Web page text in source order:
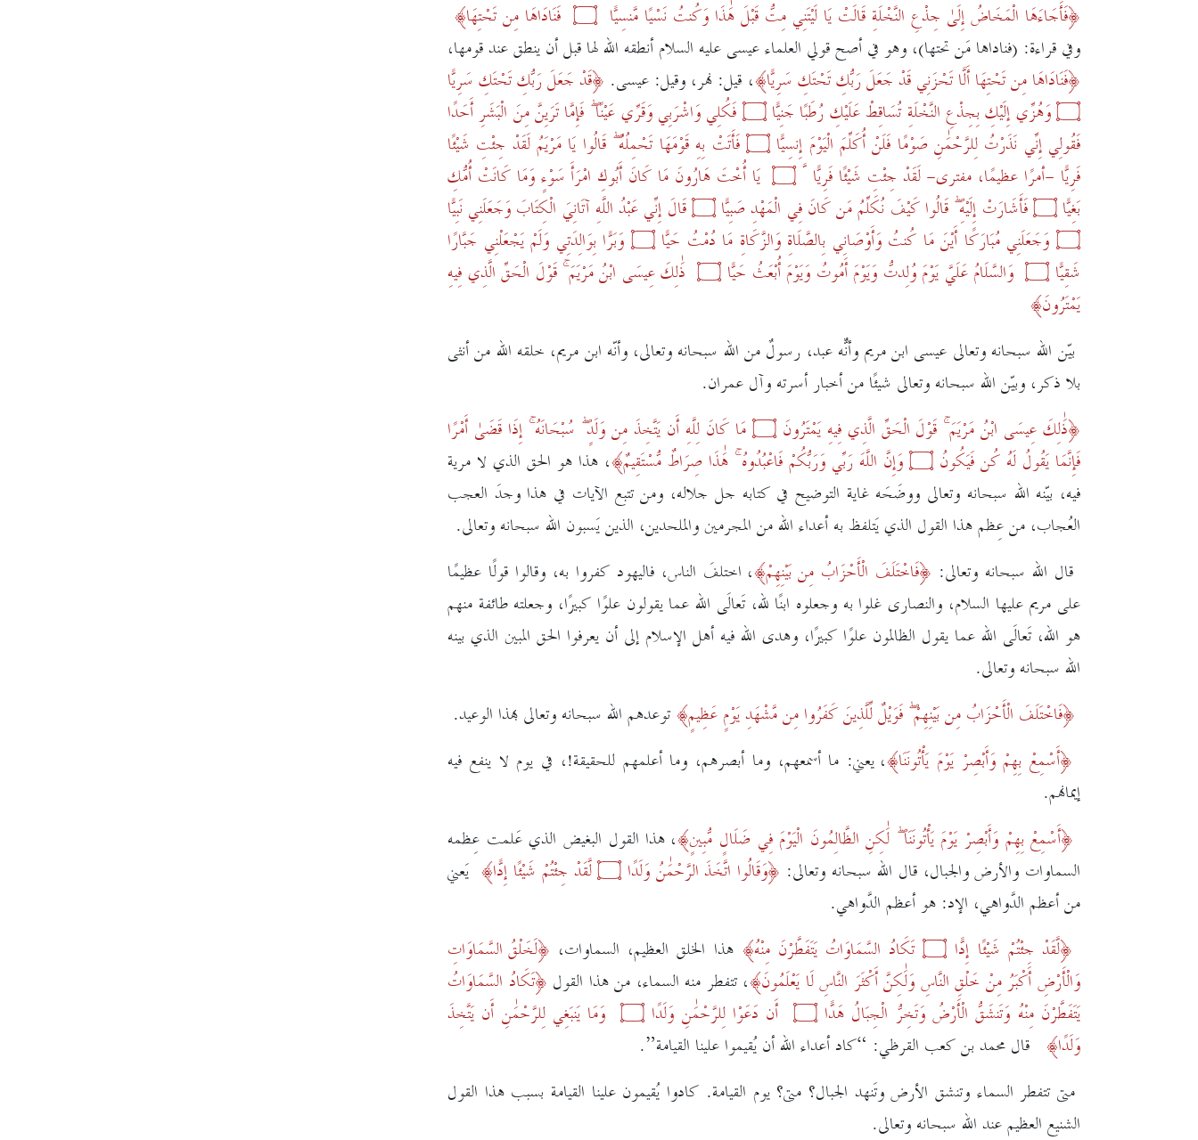
فَأَجَاءَهَا الْمَخَاضُ إِلَىٰ جِذْعِ النَّخْلَةِ قَالَتْ يَا لَيْتَنِي مِتُّ قَبْلَ هَٰذَا وَكُنتُ نَسْيًا مَّنسِيًّا ۝ فَنَادَاهَا مِن تَحْتِهَا
وفي قراءة: (فناداها مَن تحتها)، وهو في أصح قولي العلماء عيسى عليه السلام أنطقه الله لها قبل أن ينطق عند قومها،
فَنَادَاهَا مِن تَحْتِهَا أَلَّا تَحْزَنِي قَدْ جَعَلَ رَبُّكِ تَحْتَكِ سَرِيًّا ، قيل: نهر، وقيل: عيسى.
قَدْ جَعَلَ رَبُّكِ تَحْتَكِ سَرِيًّا
۝وَهُزِّي إِلَيْكِ بِجِذْعِ النَّخْلَةِ تُسَاقِطْ عَلَيْكِ رُطَبًا جَنِيًّا ۝فَكُلِي وَاشْرَبِي وَقَرِّي عَيْنًا ۖ فَإِمَّا تَرَيِنَّ مِنَ الْبَشَرِ أَحَدًا
فَقُولِي إِنِّي نَذَرْتُ لِلرَّحْمَٰنِ صَوْمًا فَلَنْ أُكَلِّمَ الْيَوْمَ إِنسِيًّا ۝ فَأَتَتْ بِهِ قَوْمَهَا تَحْمِلُهُ ۖ قَالُوا يَا مَرْيَمُ لَقَدْ جِئْتِ شَيْئًا
فَرِيًّا -أمرًا عظيمًا، مفترى-لَقَدْ جِئْتِ شَيْئًا فَرِيًّا ﱠ۝ يَا أُخْتَ هَارُونَ مَا كَانَ أَبُوكِ امْرَأَ سَوْءٍ وَمَا كَانَتْ أُمُّكِ
بَغِيًّا۝فَأَشَارَتْ إِلَيْهِ ۖ قَالُوا كَيْفَ نُكَلِّمُ مَن كَانَ فِي الْمَهْدِ صَبِيًّا۝قَالَ إِنِّي عَبْدُ اللَّهِ آتَانِيَ الْكِتَابَ وَجَعَلَنِي نَبِيًّا
۝ وَجَعَلَنِي مُبَارَكًا أَيْنَ مَا كُنتُ وَأَوْصَانِي بِالصَّلَاةِ وَالزَّكَاةِ مَا دُمْتُ حَيًّا ۝ وَبَرًّا بِوَالِدَتِي وَلَمْ يَجْعَلْنِي جَبَّارًا
شَقِيًّا۝ وَالسَّلَامُ عَلَيَّ يَوْمَ وُلِدتُّ وَيَوْمَ أَمُوتُ وَيَوْمَ أُبْعَثُ حَيًّا ۝ ذَٰلِكَ عِيسَى ابْنُ مَرْيَمَ ۚ قَوْلَ الْحَقِّ الَّذِي فِيهِ
يَمْتَرُونَ
بيّن الله سبحانه وتعالى عيسى ابن مريم وأنّه عبدٌ، رسولٌ من الله سبحانه وتعالى، وأنّه ابن مريم، خلقه الله من أنثى
بلا ذكر، وبيّن الله سبحانه وتعالى شيئًا من أخبار أسرته وآل عمران.
ذَٰلِكَ عِيسَى ابْنُ مَرْيَمَ ۚ قَوْلَ الْحَقِّ الَّذِي فِيهِ يَمْتَرُونَ ۝مَا كَانَ لِلَّهِ أَن يَتَّخِذَ مِن وَلَدٍ ۖ سُبْحَانَهُ ۚ إِذَا قَضَىٰ أَمْرًا
فَإِنَّمَا يَقُولُ لَهُ كُن فَيَكُونُ ۝ وَإِنَّ اللَّهَ رَبِّي وَرَبُّكُمْ فَاعْبُدُوهُ ۚ هَٰذَا صِرَاطٌ مُّسْتَقِيمٌ ، هذا هو الحق الذي لا مرية
فيه، بيّنه الله سبحانه وتعالى ووضَحَه غاية التوضيح في كتابه جل جلاله، ومن تتبع الآيات في هذا وجدَ العجب
العُجاب، من عِظم هذا القول الذي يَتلفظ به أعداء الله من المجرمين والملحدين، الذين يَسبون الله سبحانه وتعالى.
قال الله سبحانه وتعالى:
فَاخْتَلَفَ الْأَحْزَابُ مِن بَيْنِهِمْ ، اختلفَ الناس، فاليهود كفروا به، وقالوا قولًا عظيمًا
على مريم عليها السلام، والنصارى غلوا به وجعلوه ابنًا لله، تَعالَى الله عما يقولون علوًا كبيرًا، وجعلته طائفة منهم
هو الله، تَعالَى الله عما يقول الظالمون علوًا كبيرًا، وهدى الله فيه أهل الإسلام إلى أن يعرفوا الحق المبين الذي بينه
الله سبحانه وتعالى.
فَاخْتَلَفَ الْأَحْزَابُ مِن بَيْنِهِمْ ۖ فَوَيْلٌ لِّلَّذِينَ كَفَرُوا مِن مَّشْهَدِ يَوْمٍ عَظِيمٍ توعدهم الله سبحانه وتعالى بهذا الوعيد.
أَسْمِعْ بِهِمْ وَأَبْصِرْ يَوْمَ يَأْتُونَنَا ، يعني: ما أسمعهم، وما أبصرهم، وما أعلمهم للحقيقة!، في يوم لا ينفع فيه
إيمانهم.
أَسْمِعْ بِهِمْ وَأَبْصِرْ يَوْمَ يَأْتُونَنَا ۖ لَٰكِنِ الظَّالِمُونَ الْيَوْمَ فِي ضَلَالٍ مُّبِينٍ ، هذا القول البغيض الذي عَلمت عِظمه
السماوات والأرض والجبال، قال الله سبحانه وتعالى:
وَقَالُوا اتَّخَذَ الرَّحْمَٰنُ وَلَدًا ۝لَّقَدْ جِئْتُمْ شَيْئًا إِدًّا
يَعني
من أعظم الدَّواهي، الإد: هو أعظم الدَّواهي.
لَّقَدْ جِئْتُمْ شَيْئًا إِدًّا ۝ تَكَادُ السَّمَاوَاتُ يَتَفَطَّرْنَ مِنْهُ هذا الخلق العظيم، السماوات،
لَخَلْقُ السَّمَاوَاتِ
وَالْأَرْضِ أَكْبَرُ مِنْ خَلْقِ النَّاسِ وَلَٰكِنَّ أَكْثَرَ النَّاسِ لَا يَعْلَمُونَ ، تتفطر منه السماء، من هذا القول تَكَادُ السَّمَاوَاتُ
يَتَفَطَّرْنَ مِنْهُ وَتَنشَقُّ الْأَرْضُ وَتَخِرُّ الْجِبَالُ هَدًّا۝ أَن دَعَوْا لِلرَّحْمَٰنِ وَلَدًا۝ وَمَا يَنبَغِي لِلرَّحْمَٰنِ أَن يَتَّخِذَ
وَلَدًا
قال محمد بن كعب القرظي: “كاد أعداء الله أن يُقيموا علينا القيامة”.
متى تتفطر السماء وتنشق الأرض وتَنهد الجبال؟ متى؟ يوم القيامة. كادوا يُقيمون علينا القيامة بسبب هذا القول
الشنيع العظيم عند الله سبحانه وتعالى.